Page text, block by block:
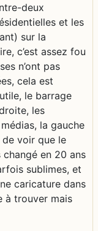
deux
et les
sur la
c’est assez fou
n’ont pas
cela est
le barrage
les
la gauche
voir que le
changé en 20 ans
sublimes, et
caricature dans
à trouver mais